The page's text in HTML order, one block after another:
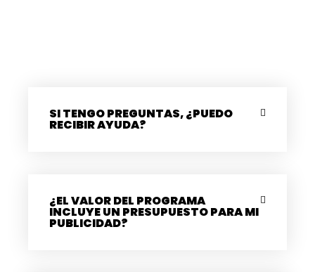
SI TENGO PREGUNTAS, ¿PUEDO
RECIBIR AYUDA?
¿EL VALOR DEL PROGRAMA
INCLUYE UN PRESUPUESTO PARA MI
PUBLICIDAD?